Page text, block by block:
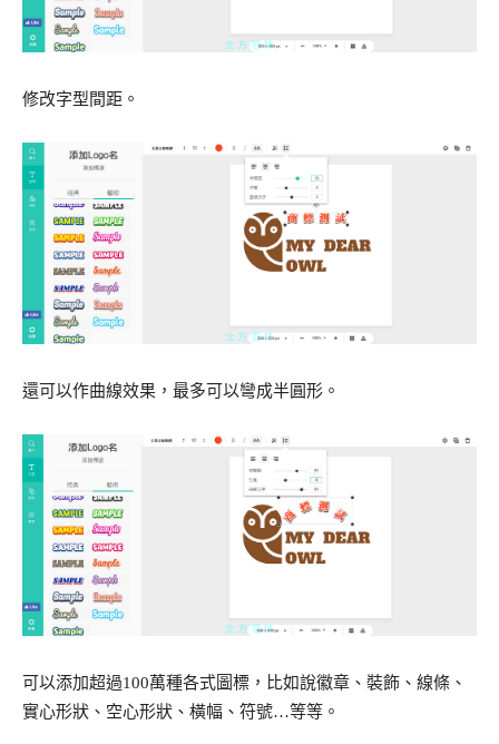
修改字型間距。
還可以作曲線效果，最多可以彎成半圓形。
可以添加超過100萬種各式圖標，比如說徽章、裝飾、線條、
實心形狀、空心形狀、橫幅、符號…等等。